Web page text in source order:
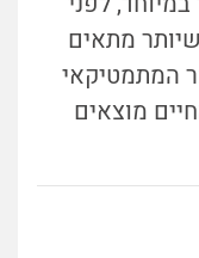
מתאים
המתמטיקאי
מוצאים